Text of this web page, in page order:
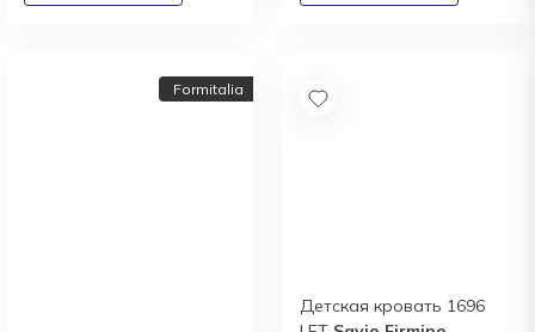
Formitalia
Детская кровать 1696